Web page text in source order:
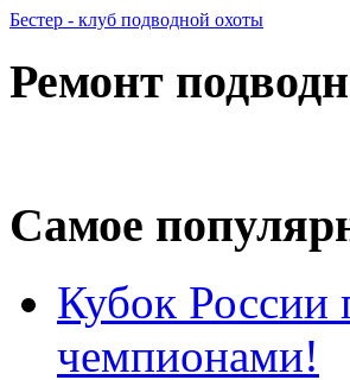
Бестер - клуб подводной охоты
Ремонт
Самое
Кубок России
чемпионами!